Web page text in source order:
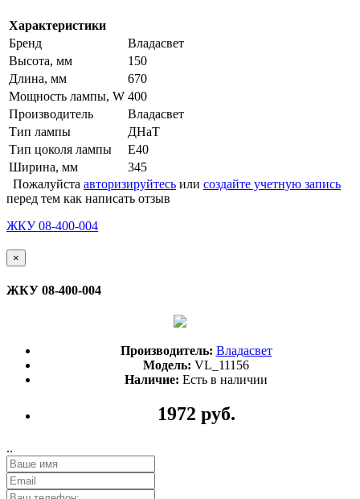
Характеристики
Бренд
Владасвет
Высота, мм
150
Длина, мм
670
Мощность лампы, W 400
Производитель
Владасвет
Тип лампы
ДНаТ
Тип цоколя лампы
Е40
Ширина, мм
345
Пожалуйста авторизируйтесь или создайте учетную запись
перед тем как написать отзыв
ЖКУ 08-400-004
×
ЖКУ 08-400-004
Производитель: Владасвет
Модель: VL_11156
Наличие: Есть в наличии
1972 руб.
..